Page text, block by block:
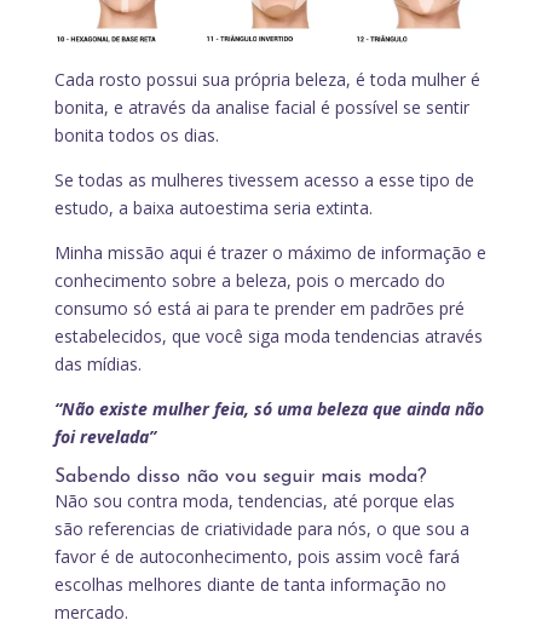
Cada rosto possui sua própria beleza, é toda mulher é
bonita, e através da analise facial é possível se sentir
bonita todos os dias.
Se todas as mulheres tivessem acesso a esse tipo de
estudo, a baixa autoestima seria extinta.
Minha missão aqui é trazer o máximo de informação e
conhecimento sobre a beleza, pois o mercado do
consumo só está ai para te prender em padrões pré
estabelecidos, que você siga moda tendencias através
das mídias.
“Não existe mulher feia, só uma beleza que ainda não
foi revelada”
Sabendo disso não vou seguir mais moda?
Não sou contra moda, tendencias, até porque elas
são referencias de criatividade para nós, o que sou a
favor é de autoconhecimento, pois assim você fará
escolhas melhores diante de tanta informação no
mercado.